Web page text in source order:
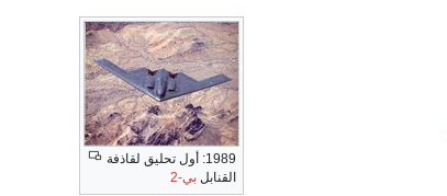
1989: أول تحليق لقاذفة
القنابل بي-2